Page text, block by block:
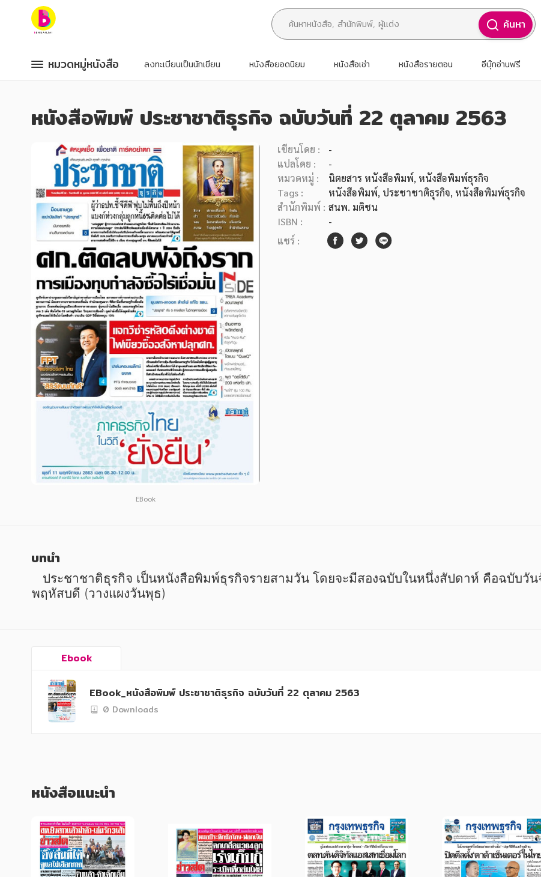
หมวดหมู่หนังสือ
หมวดหมู่ยอดนิยม
หนังสือออกใหม่
หนังสือยอดนิยม
หนังสือเช่า
อีบุ๊กอ่านฟรี
หนังสือเสียง
โปรโมชั่นลดราคา
หมวดหมู่หนังสือ
อาหาร สุขภาพ การแพทย์
ศิลปะ บันเทิง กีฬา ท่องเที่ยว
สังคม วัฒนธรรม การปกครอง ศาสนาและปรัชญา
ศาสนา และปรัชญา
กฎหมาย สัญญา ภาษี
การเงิน การลงทุน บริหาร
นิตยสาร หนังสือพิมพ์
ครอบครัว
วรรณกรรม
การเกษตร ชีววิทยา
การเรียน การศึกษา
เทคโนโลยี การสื่อสาร วิทยาศาสตร์
การพัฒนาตนเอง
ความรู้ทั่วไป
ค้นหา
หมวดหมู่หนังสือ
หมวดหมู่หนังสือ
หมวดหมู่ยอดนิยม
หนังสือออกใหม่
หนังสือยอดนิยม
หนังสือเช่า
อีบุ๊กอ่านฟรี
หนังสือเสียง
โปรโมชั่นลดราคา
หมวดหมู่หนังสือ
อาหาร สุขภาพ การแพทย์
ศิลปะ บันเทิง กีฬา ท่องเที่ยว
สังคม วัฒนธรรม การปกครอง ศาสนาและปรัชญา
ศาสนา และปรัชญา
กฎหมาย สัญญา ภาษี
การเงิน การลงทุน บริหาร
นิตยสาร หนังสือพิมพ์
ครอบครัว
วรรณกรรม
การเกษตร ชีววิทยา
การเรียน การศึกษา
เทคโนโลยี การสื่อสาร วิทยาศาสตร์
การพัฒนาตนเอง
ความรู้ทั่วไป
ลงทะเบียนเป็นนักเขียน หนังสือยอดนิยม หนังสือเช่า หนังสือรายตอน อีบุ๊กอ่านฟรี
หนังสือพิมพ์ ประชาชาติธุรกิจ ฉบับวันที่ 22 ตุลาคม 2563
EBook
เขียนโดย :
-
แปลโดย :
-
หมวดหมู่ :
นิตยสาร หนังสือพิมพ์, หนังสือพิมพ์ธุรกิจ
Tags :
หนังสือพิมพ์, ประชาชาติธุรกิจ, หนังสือพิมพ์ธุรกิจ
สำนักพิมพ์ : สนพ. มติชน
ISBN :
-
แชร์ :
บทนำ
พฤหัสบดี (วางแผงวันพุธ)
Ebook
EBook_หนังสือพิมพ์ ประชาชาติธุรกิจ ฉบับวันที่ 22 ตุลาคม 2563
0 Downloads
หนังสือแนะนำ